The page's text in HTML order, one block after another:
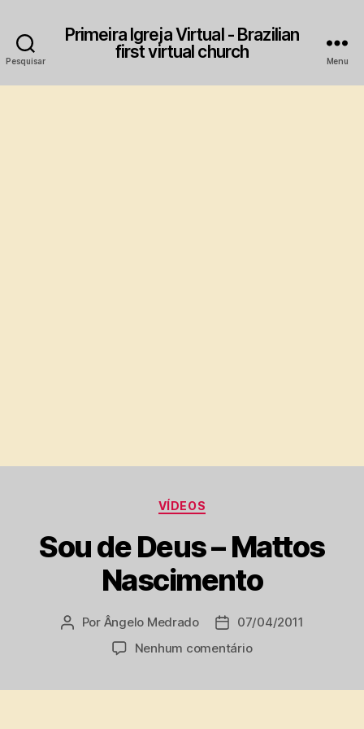
Pesquisar
Primeira Igreja Virtual - Brazilian
first virtual church
Menu
Categorias
VÍDEOS
Sou de Deus – Mattos
Nascimento
Autor
Por Ângelo Medrado
Data
de
07/04/2011
Nenhum comentárioem